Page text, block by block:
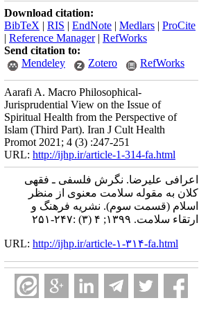
Download citation:
BibTeX | RIS | EndNote | Medlars | ProCite
| Reference Manager| RefWorks
Send citation to:
Mendeley
Zotero RefWorks
Aarafi A. Macro Philosophical-
Jurisprudential View on the Issue of
Spiritual Health from the Perspective of
Islam (Third Part). Iran J Cult Health
Promot 2021; 4 (3) :247-251
URL: http://ijhp.ir/article-1-314-fa.html
اعرافی علیرضا. نگرش فلسفی ـ فقهی
کلان به مقوله سلامت معنوی از منظر
اسلام (قسمت سوم). نشريه فرهنگ و
ارتقاء سلامت. ۱۳۹۹; ۴ (۳) :۲۴۷-۲۵۱
URL: http://ijhp.ir/article-۱-۳۱۴-fa.html